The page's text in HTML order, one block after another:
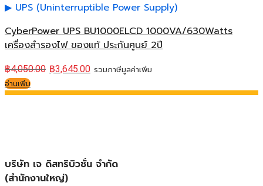
UPS (Uninterruptible Power Supply)
CyberPower UPS BU1000ELCD 1000VA/630Watts
เครื่องสำรองไฟ ของแท้ ประกันศูนย์ 2ปี
฿4,050.00 ฿3,645.00 รวมภาษีมูลค่าเพิ่ม
อ่านเพิ่ม
บริษัท เจ ดิสทริบิวชั่น จำกัด
(สำนักงานใหญ่)